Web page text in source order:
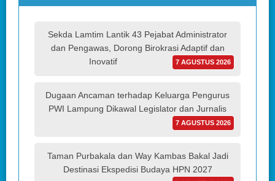
Sekda Lamtim Lantik 43 Pejabat Administrator
dan Pengawas, Dorong Birokrasi Adaptif dan
Inovatif
7 AGUSTUS 2026
Dugaan Ancaman terhadap Keluarga Pengurus
PWI Lampung Dikawal Legislator dan Jurnalis
7 AGUSTUS 2026
Taman Purbakala dan Way Kambas Bakal Jadi
Destinasi Ekspedisi Budaya HPN 2027